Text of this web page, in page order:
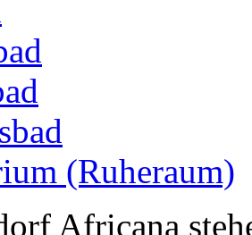
(Ruheraum)
Africana